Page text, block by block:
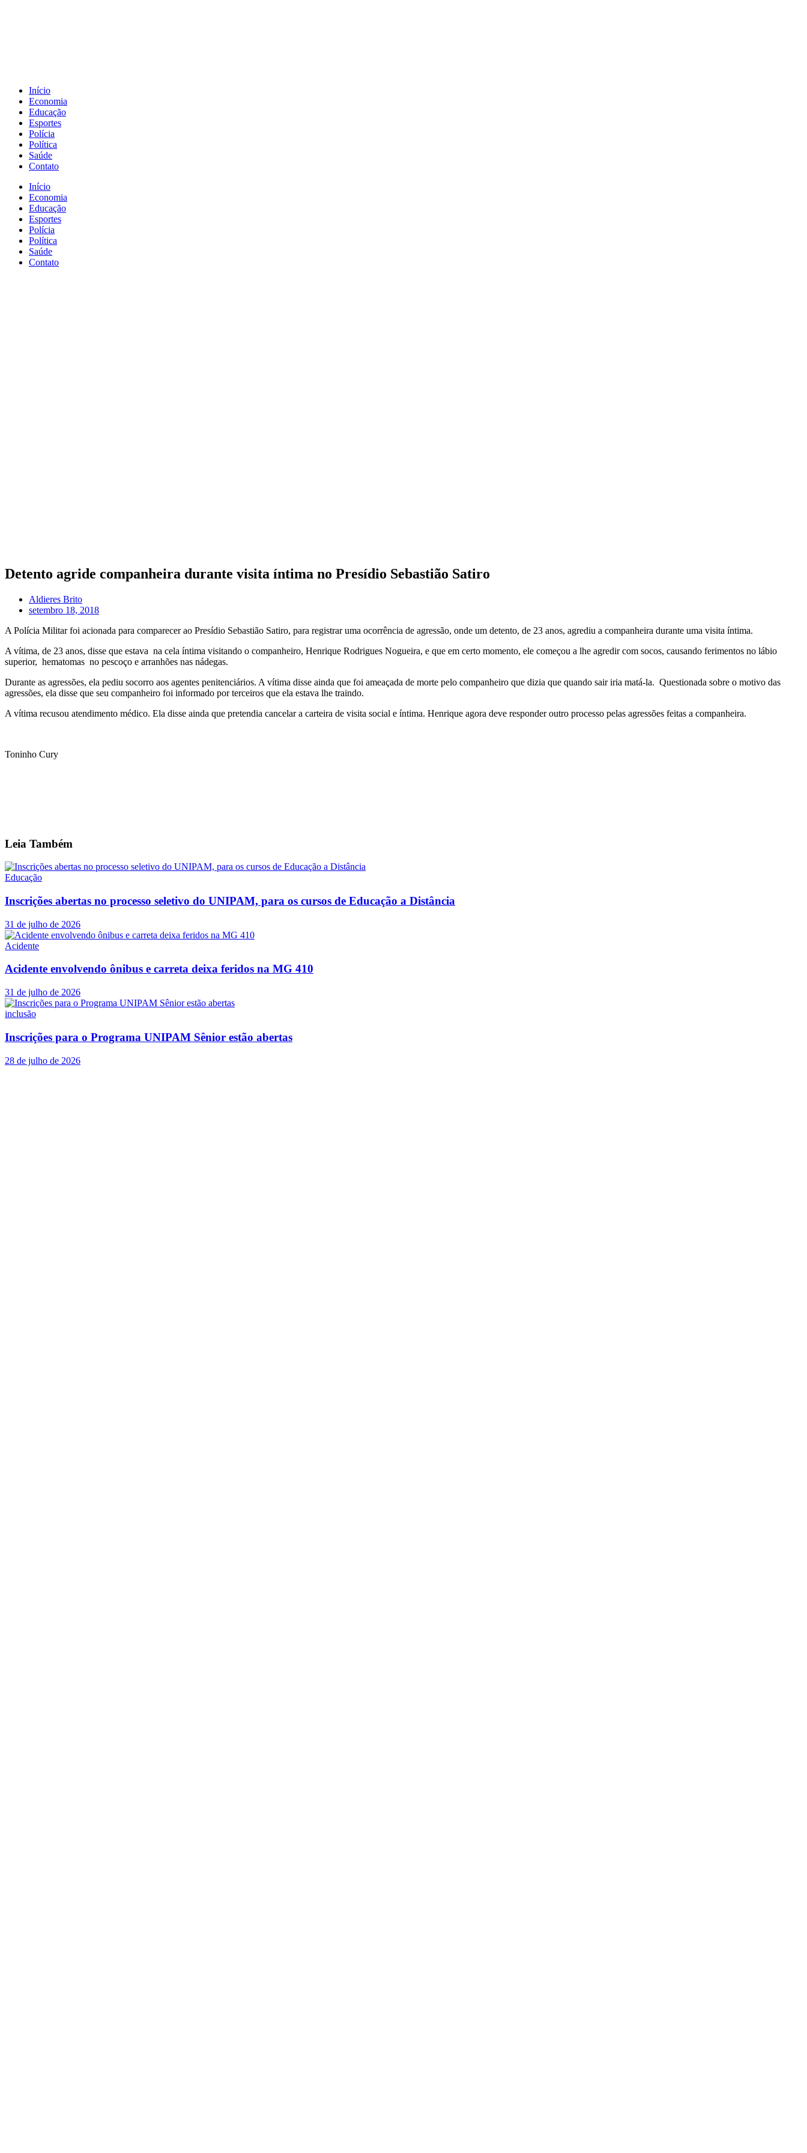
Início
Economia
Educação
Esportes
Polícia
Política
Saúde
Contato
Início
Economia
Educação
Esportes
Polícia
Política
Saúde
Contato
Detento agride companheira durante visita íntima no Presídio Sebastião Satiro
Aldieres Brito
setembro 18, 2018
A Polícia Militar foi acionada para comparecer ao Presídio Sebastião Satiro, para registrar uma ocorrência de agressão, onde um detento, de 23 anos, agrediu a companheira durante uma visita íntima.
A vítima, de 23 anos, disse que estava na cela íntima visitando o companheiro, Henrique Rodrigues Nogueira, e que em certo momento, ele começou a lhe agredir com socos, causando ferimentos no lábio
superior, hematomas no pescoço e arranhões nas nádegas.
Durante as agressões, ela pediu socorro aos agentes penitenciários. A vítima disse ainda que foi ameaçada de morte pelo companheiro que dizia que quando sair iria matá-la. Questionada sobre o motivo das
agressões, ela disse que seu companheiro foi informado por terceiros que ela estava lhe traindo.
A vítima recusou atendimento médico. Ela disse ainda que pretendia cancelar a carteira de visita social e íntima. Henrique agora deve responder outro processo pelas agressões feitas a companheira.
Toninho Cury
Leia Também
Educação
Inscrições abertas no processo seletivo do UNIPAM, para os cursos de Educação a Distância
31 de julho de 2026
Acidente
Acidente envolvendo ônibus e carreta deixa feridos na MG 410
31 de julho de 2026
inclusão
Inscrições para o Programa UNIPAM Sênior estão abertas
28 de julho de 2026